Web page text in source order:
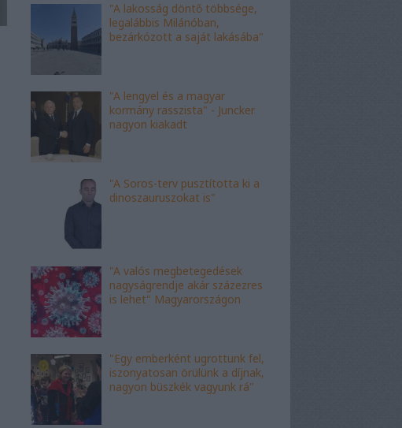
"A lakosság döntő többsége,
legalábbis Milánóban,
bezárkózott a saját lakásába"
"A lengyel és a magyar
kormány rasszista" - Juncker
nagyon kiakadt
"A Soros-terv pusztította ki a
dinoszauruszokat is"
"A valós megbetegedések
nagyságrendje akár százezres
is lehet" Magyarországon
"Egy emberként ugrottunk fel,
iszonyatosan örülünk a díjnak,
nagyon büszkék vagyunk rá"